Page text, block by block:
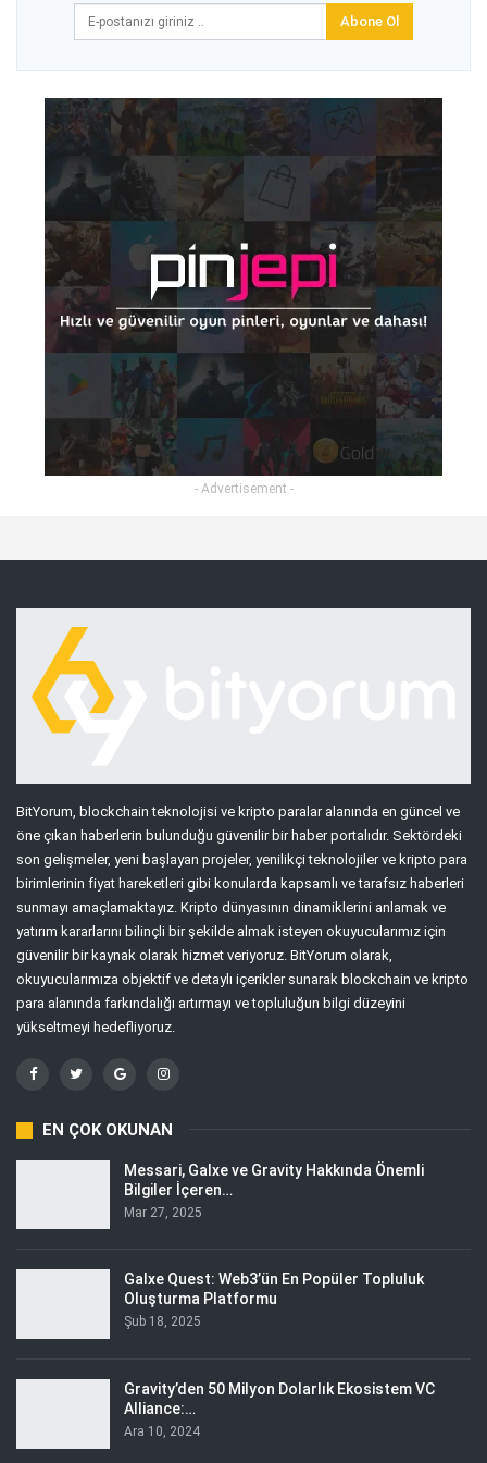
Abone Ol
- Advertisement -
BitYorum, blockchain teknolojisi ve kripto paralar alanında en güncel ve
öne çıkan haberlerin bulunduğu güvenilir bir haber portalıdır. Sektördeki
son gelişmeler, yeni başlayan projeler, yenilikçi teknolojiler ve kripto para
birimlerinin fiyat hareketleri gibi konularda kapsamlı ve tarafsız haberleri
sunmayı amaçlamaktayız. Kripto dünyasının dinamiklerini anlamak ve
yatırım kararlarını bilinçli bir şekilde almak isteyen okuyucularımız için
güvenilir bir kaynak olarak hizmet veriyoruz. BitYorum olarak,
okuyucularımıza objektif ve detaylı içerikler sunarak blockchain ve kripto
para alanında farkındalığı artırmayı ve topluluğun bilgi düzeyini
yükseltmeyi hedefliyoruz.
EN ÇOK OKUNAN
Messari, Galxe ve Gravity Hakkında Önemli
Bilgiler İçeren…
Mar 27, 2025
Galxe Quest: Web3’ün En Popüler Topluluk
Oluşturma Platformu
Şub 18, 2025
Gravity’den 50 Milyon Dolarlık Ekosistem VC
Alliance:…
Ara 10, 2024